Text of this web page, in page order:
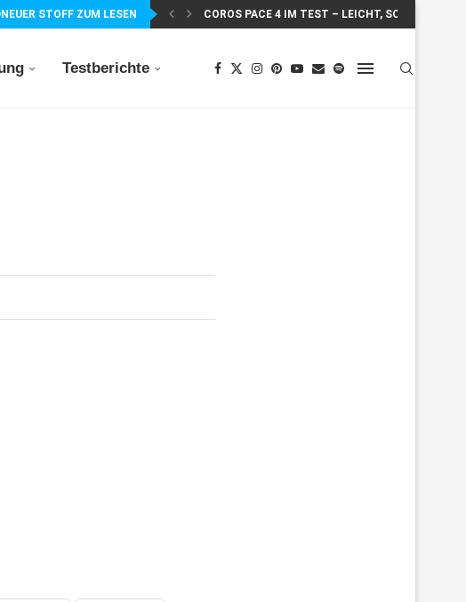
STOFF ZUM LESEN COROS PACE 4 IM TEST – LEICHT, SCHNELL...
Testberichte